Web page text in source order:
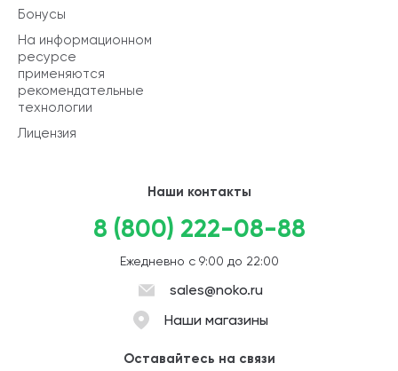
Бонусы
На информационном
ресурсе
применяются
рекомендательные
технологии
Лицензия
Наши контакты
8 (800) 222-08-88
Ежедневно с 9:00 до 22:00
sales@noko.ru
Наши магазины
Оставайтесь на связи